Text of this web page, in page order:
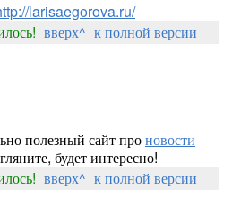
larisaegorova.ru/
вверх^ к полной версии
полезный сайт проновости
будет интересно!
вверх^ к полной версии